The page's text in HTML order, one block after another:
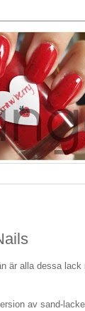
är alla dessa
av sand-